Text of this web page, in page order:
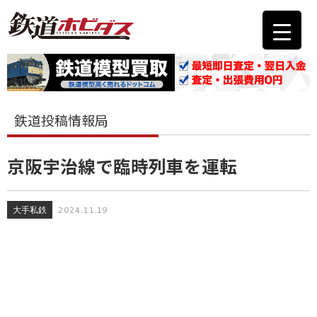
鉄道投稿情報局
京阪宇治線で臨時列車を運転
大手私鉄 2024.11.19